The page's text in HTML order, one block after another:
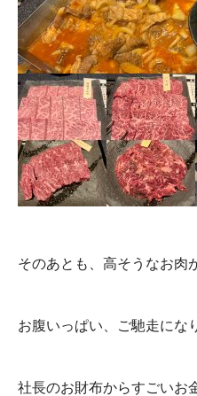
そのあとも、高そうなお肉
お腹いっぱい、ご馳走にな
社長のお財布からすごいお